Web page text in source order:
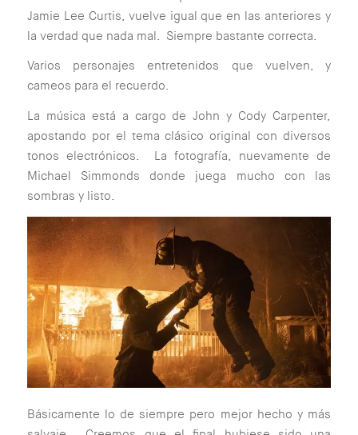
Jamie Lee Curtis, vuelve igual que en las anteriores y
la verdad que nada mal. Siempre bastante correcta.
Varios personajes entretenidos que vuelven, y
cameos para el recuerdo.
La música está a cargo de John y Cody Carpenter,
apostando por el tema clásico original con diversos
tonos electrónicos. La fotografía, nuevamente de
Michael Simmonds donde juega mucho con las
sombras y listo.
Básicamente lo de siempre pero mejor hecho y más